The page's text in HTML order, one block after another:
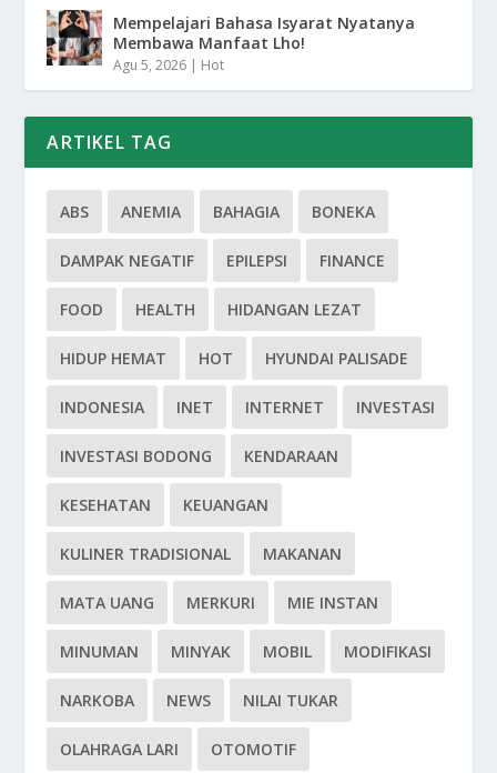
Mempelajari Bahasa Isyarat Nyatanya
Membawa Manfaat Lho!
Agu 5, 2026 | Hot
ARTIKEL TAG
ABS ANEMIA BAHAGIA BONEKA
DAMPAK NEGATIF EPILEPSI FINANCE
FOOD HEALTH HIDANGAN LEZAT
HIDUP HEMAT HOT HYUNDAI PALISADE
INDONESIA INET INTERNET INVESTASI
INVESTASI BODONG KENDARAAN
KESEHATAN KEUANGAN
KULINER TRADISIONAL MAKANAN
MATA UANG MERKURI MIE INSTAN
MINUMAN MINYAK MOBIL MODIFIKASI
NARKOBA NEWS NILAI TUKAR
OLAHRAGA LARI OTOMOTIF